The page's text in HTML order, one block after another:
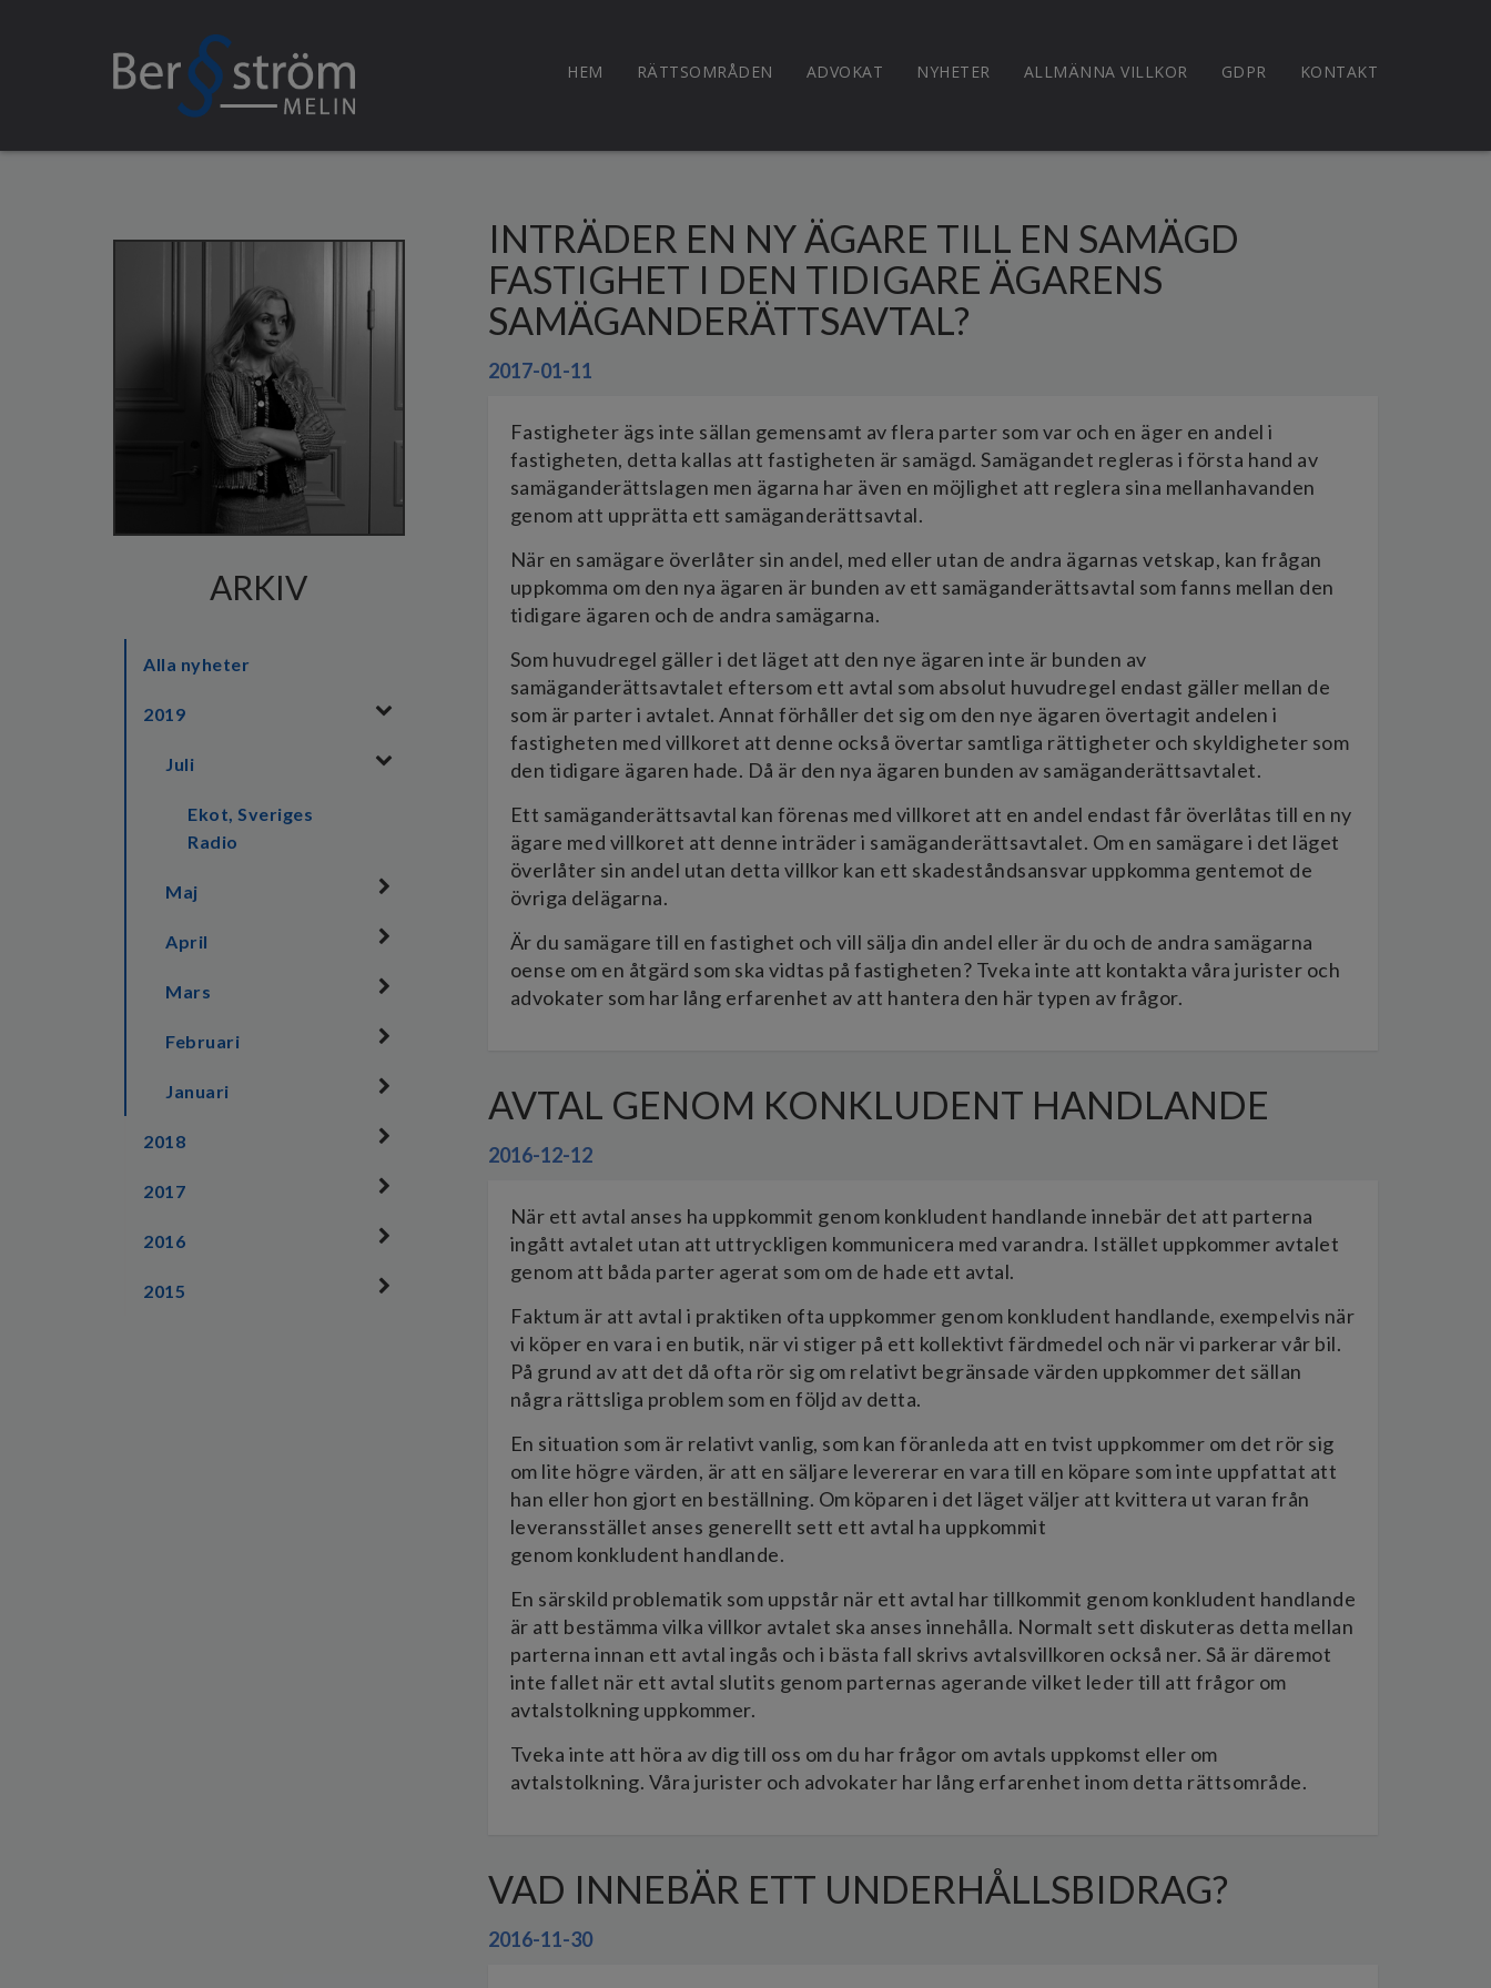
HEM RÄTTSOMRÅDEN ADVOKAT NYHETER ALLMÄNNA VILLKOR GDPR KONTAKT
ARKIV
Alla nyheter
2019
Juli
Ekot, Sveriges
Radio
Maj
April
Mars
Februari
Januari
2018
2017
2016
2015
INTRÄDER EN NY ÄGARE TILL EN SAMÄGD
FASTIGHET I DEN TIDIGARE ÄGARENS
SAMÄGANDERÄTTSAVTAL?
2017-01-11
Fastigheter ägs inte sällan gemensamt av flera parter som var och en äger en andel i
fastigheten, detta kallas att fastigheten är samägd. Samägandet regleras i första hand av
samäganderättslagen men ägarna har även en möjlighet att reglera sina mellanhavanden
genom att upprätta ett samäganderättsavtal.
När en samägare överlåter sin andel, med eller utan de andra ägarnas vetskap, kan frågan
uppkomma om den nya ägaren är bunden av ett samäganderättsavtal som fanns mellan den
tidigare ägaren och de andra samägarna.
Som huvudregel gäller i det läget att den nye ägaren inte är bunden av
samäganderättsavtalet eftersom ett avtal som absolut huvudregel endast gäller mellan de
som är parter i avtalet. Annat förhåller det sig om den nye ägaren övertagit andelen i
fastigheten med villkoret att denne också övertar samtliga rättigheter och skyldigheter som
den tidigare ägaren hade. Då är den nya ägaren bunden av samäganderättsavtalet.
Ett samäganderättsavtal kan förenas med villkoret att en andel endast får överlåtas till en ny
ägare med villkoret att denne inträder i samäganderättsavtalet. Om en samägare i det läget
överlåter sin andel utan detta villkor kan ett skadeståndsansvar uppkomma gentemot de
övriga delägarna.
Är du samägare till en fastighet och vill sälja din andel eller är du och de andra samägarna
oense om en åtgärd som ska vidtas på fastigheten? Tveka inte att kontakta våra jurister och
advokater som har lång erfarenhet av att hantera den här typen av frågor.
AVTAL GENOM KONKLUDENT HANDLANDE
2016-12-12
När ett avtal anses ha uppkommit genom konkludent handlande innebär det att parterna
ingått avtalet utan att uttryckligen kommunicera med varandra. Istället uppkommer avtalet
genom att båda parter agerat som om de hade ett avtal.
Faktum är att avtal i praktiken ofta uppkommer genom konkludent handlande, exempelvis när
vi köper en vara i en butik, när vi stiger på ett kollektivt färdmedel och när vi parkerar vår bil.
På grund av att det då ofta rör sig om relativt begränsade värden uppkommer det sällan
några rättsliga problem som en följd av detta.
En situation som är relativt vanlig, som kan föranleda att en tvist uppkommer om det rör sig
om lite högre värden, är att en säljare levererar en vara till en köpare som inte uppfattat att
han eller hon gjort en beställning. Om köparen i det läget väljer att kvittera ut varan från
leveransstället anses generellt sett ett avtal ha uppkommit
genom konkludent handlande.
En särskild problematik som uppstår när ett avtal har tillkommit genom konkludent handlande
är att bestämma vilka villkor avtalet ska anses innehålla. Normalt sett diskuteras detta mellan
parterna innan ett avtal ingås och i bästa fall skrivs avtalsvillkoren också ner. Så är däremot
inte fallet när ett avtal slutits genom parternas agerande vilket leder till att frågor om
avtalstolkning uppkommer.
Tveka inte att höra av dig till oss om du har frågor om avtals uppkomst eller om
avtalstolkning. Våra jurister och advokater har lång erfarenhet inom detta rättsområde.
VAD INNEBÄR ETT UNDERHÅLLSBIDRAG?
2016-11-30